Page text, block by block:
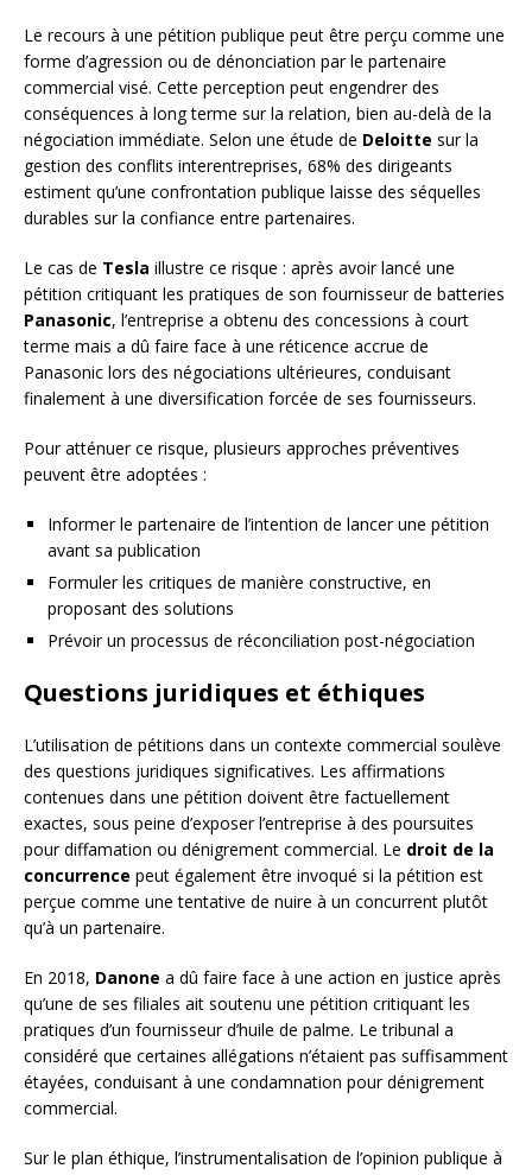
Le recours à une pétition publique peut être perçu comme une
forme d’agression ou de dénonciation par le partenaire
commercial visé. Cette perception peut engendrer des
conséquences à long terme sur la relation, bien au-delà de la
négociation immédiate. Selon une étude de Deloitte sur la
gestion des conflits interentreprises, 68% des dirigeants
estiment qu’une confrontation publique laisse des séquelles
durables sur la confiance entre partenaires.
Le cas de Tesla illustre ce risque : après avoir lancé une
pétition critiquant les pratiques de son fournisseur de batteries
Panasonic, l’entreprise a obtenu des concessions à court
terme mais a dû faire face à une réticence accrue de
Panasonic lors des négociations ultérieures, conduisant
finalement à une diversification forcée de ses fournisseurs.
Pour atténuer ce risque, plusieurs approches préventives
peuvent être adoptées :
Informer le partenaire de l’intention de lancer une pétition
avant sa publication
Formuler les critiques de manière constructive, en
proposant des solutions
Prévoir un processus de réconciliation post-négociation
Questions juridiques et éthiques
L’utilisation de pétitions dans un contexte commercial soulève
des questions juridiques significatives. Les affirmations
contenues dans une pétition doivent être factuellement
exactes, sous peine d’exposer l’entreprise à des poursuites
pour diffamation ou dénigrement commercial. Le droit de la
concurrence peut également être invoqué si la pétition est
perçue comme une tentative de nuire à un concurrent plutôt
qu’à un partenaire.
En 2018, Danone a dû faire face à une action en justice après
qu’une de ses filiales ait soutenu une pétition critiquant les
pratiques d’un fournisseur d’huile de palme. Le tribunal a
considéré que certaines allégations n’étaient pas suffisamment
étayées, conduisant à une condamnation pour dénigrement
commercial.
Sur le plan éthique, l’instrumentalisation de l’opinion publique à